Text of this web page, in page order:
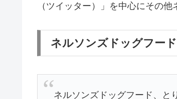
（ツイッター）」を中心にその
ネルソンズドッグフー
ネルソンズドッグフード、と